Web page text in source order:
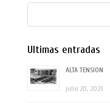
Ultimas entradas
ALTA TENSION
julio 20, 2023